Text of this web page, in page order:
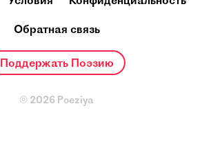
Обратная связь
Поддержать Поэзию
© 2026 Poeziya